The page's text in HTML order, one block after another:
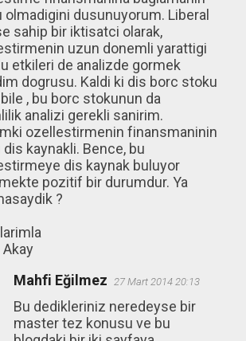
olmadigini dusunuyorum. Liberal
sahip bir iktisatci olarak,
uzun donemli yarattigi
etkileri de analizde gormek
dogrusu. Kaldi ki dis borc stoku
, bu borc stokunun da
analizi gerekli sanirim.
ozellestirmenin finansmaninin
dis kaynakli. Bence, bu
dis kaynak buluyor
pozitif bir durumdur. Ya
?
Mahfi Eğilmez 27 Mart 2014 20:13
Bu dedikleriniz neredeyse bir
master tez konusu ve bu